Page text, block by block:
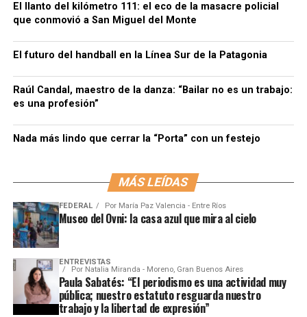
El llanto del kilómetro 111: el eco de la masacre policial
que conmovió a San Miguel del Monte
El futuro del handball en la Línea Sur de la Patagonia
Raúl Candal, maestro de la danza: “Bailar no es un trabajo:
es una profesión”
Nada más lindo que cerrar la “Porta” con un festejo
MÁS LEÍDAS
FEDERAL Por María Paz Valencia - Entre Ríos
Museo del Ovni: la casa azul que mira al cielo
ENTREVISTAS
Por Natalia Miranda - Moreno, Gran Buenos Aires
Paula Sabatés: “El periodismo es una actividad muy
pública; nuestro estatuto resguarda nuestro
trabajo y la libertad de expresión”